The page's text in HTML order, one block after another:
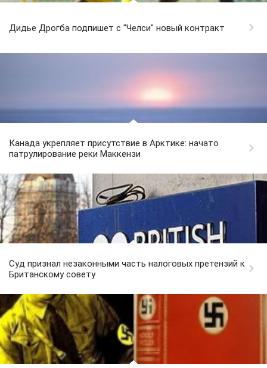
Дидье Дрогба подпишет с "Челси" новый контракт
Канада укрепляет присутствие в Арктике: начато
патрулирование реки Маккензи
Суд признал незаконными часть налоговых претензий к
Британскому совету